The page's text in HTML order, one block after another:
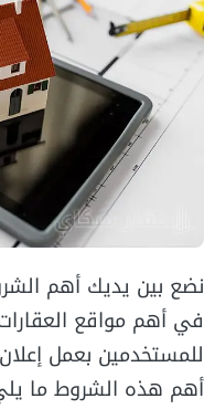
نضع بين يديك أهم
في أهم مواقع
للمستخدمين بعمل
أهم هذه الشروط ما